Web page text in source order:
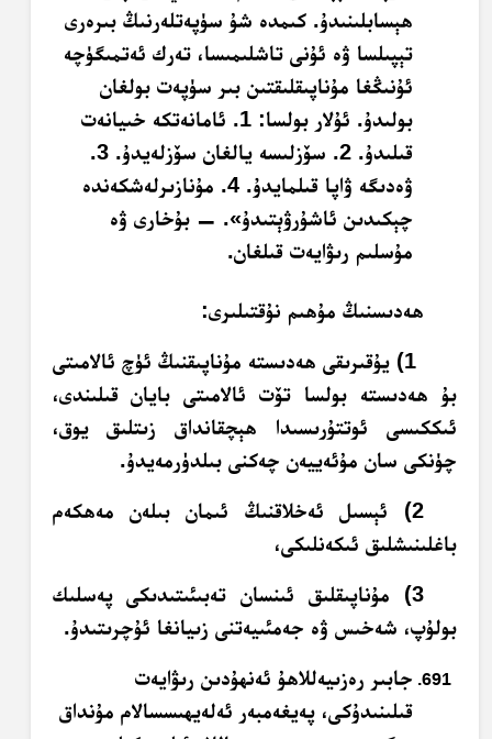
ھېسابلىنىدۇ. كىمدە شۇ سۈپەتلەرنىڭ بىرەرى
تېپىلسا ۋە ئۇنى تاشلىمىسا، تەرك ئەتمىگۈچە
ئۇنىڭغا مۇناپىقلىقتىن بىر سۈپەت بولغان
بولىدۇ. ئۇلار بولسا: 1. ئامانەتكە خىيانەت
قىلىدۇ. 2. سۆزلىسە يالغان سۆزلەيدۇ. 3.
ۋەدىگە ۋاپا قىلمايدۇ. 4. مۇنازىرلەشكەندە
چېكىدىن ئاشۇرۋېتىدۇ». — بۇخارى ۋە
مۇسلىم رىۋايەت قىلغان.
ھەدىسنىڭ مۇھىم نۇقتىلىرى:
1) يۇقىرىقى ھەدىستە مۇناپىقنىڭ ئۈچ ئالامىتى
بۇ ھەدىستە بولسا تۆت ئالامىتى بايان قىلىندى،
ئىككىسى ئوتتۇرىسىدا ھېچقانداق زىتلىق يوق،
چۈنكى سان مۇئەييەن چەكنى بىلدۈرمەيدۇ.
2) ئېسىل ئەخلاقنىڭ ئىمان بىلەن مەھكەم
باغلىنىشلىق ئىكەنلىكى،
3) مۇناپىقلىق ئىنسان تەبىئىتىدىكى پەسلىك
بولۇپ، شەخىس ۋە جەمئىيەتنى زىيانغا ئۇچرىتىدۇ.
جابىر رەزىيەللاھۇ ئەنھۇدىن رىۋايەت
قىلىنىدۇكى، پەيغەمبەر ئەلەيھىسسالام مۇنداق